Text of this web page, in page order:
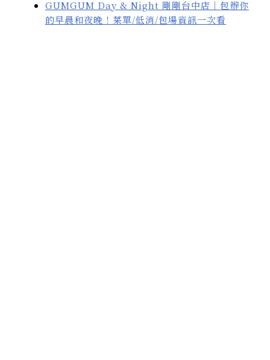
GUMGUM Day & Night 剛剛台中店｜包辦你
的早晨和夜晚！菜單/低消/包場資訊一次看